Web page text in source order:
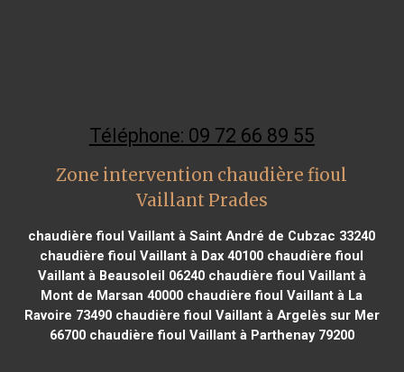
Téléphone: 09 72 66 89 55
Zone intervention chaudière fioul
Vaillant Prades
chaudière fioul Vaillant à Saint André de Cubzac 33240
chaudière fioul Vaillant à Dax 40100 chaudière fioul
Vaillant à Beausoleil 06240chaudière fioul Vaillant à
Mont de Marsan 40000 chaudière fioul Vaillant à La
Ravoire 73490chaudière fioul Vaillant à Argelès sur Mer
66700chaudière fioul Vaillant à Parthenay 79200